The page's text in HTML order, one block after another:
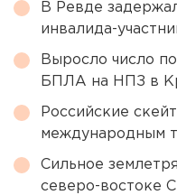
В Ревде
инвалида-
Выросло число
БПЛА на НПЗ в
Российские
международным
Сильное
северо-востоке